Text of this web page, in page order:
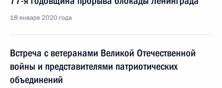
18 января 2020 года
Встреча с ветеранами Великой Отечественной
войны и представителями патриотических
объединений